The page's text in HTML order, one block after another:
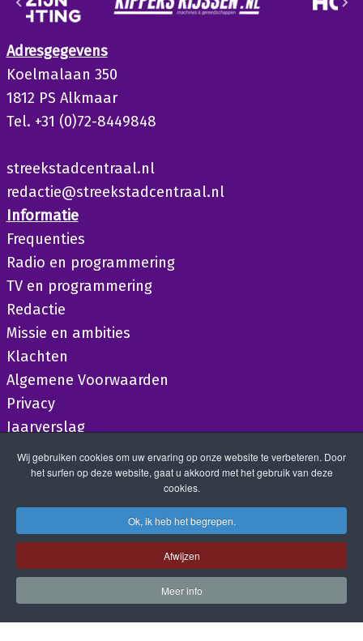
Adresgegevens
Koelmalaan 350
1812 PS Alkmaar
Tel. +31 (0)72-8449848
streekstadcentraal.nl
redactie@streekstadcentraal.nl
Informatie
Frequenties
Radio en programmering
TV en programmering
Redactie
Missie en ambities
Klachten
Algemene Voorwaarden
Privacy
Jaarverslag
Wij gebruiken cookies om uw ervaring op onze website te verbeteren. Door
het surfen op deze website, gaat u akkoord met het gebruik van deze
cookies.
Ok, ik heb het begrepen.
Afwijzen
Meer info